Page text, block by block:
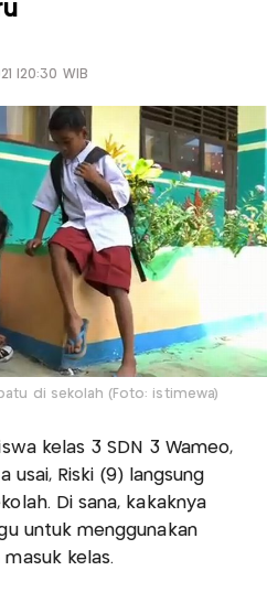
|20:30 WIB
di sekolah (Foto: istimewa)
kelas 3 SDN 3 Wameo,
usai, Riski (9) langsung
Di sana, kakaknya
untuk menggunakan
kelas.